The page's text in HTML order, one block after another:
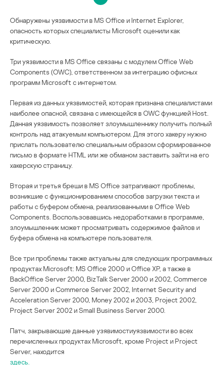
Обнаружены уязвимости в MS Office и Internet Explorer,
опасность которых специалисты Microsoft оценили как
критическую.
Три уязвимости в MS Office связаны с модулем Office Web
Components (OWC), ответственном за интеграцию офисных
программ Microsoft с интернетом.
Первая из данных уязвимостей, которая признана специалистами
наиболее опасной, связана с имеющейся в OWC функцией Host.
Данная уязвимость позволяет злоумышленнику получить полный
контроль над атакуемым компьютером. Для этого хакеру нужно
прислать пользователю специальным образом сформированное
письмо в формате HTML или же обманом заставить зайти на его
хакерскую страницу.
Вторая и третья бреши в MS Office затрагивают проблемы,
возникшие с функционированием способов загрузки текста и
работы с буфером обмена, реализованными в Office Web
Components. Воспользовавшись недоработками в программе,
злоумышленник может просматривать содержимое файлов и
буфера обмена на компьютере пользователя.
Все три проблемы также актуальны для следующих программных
продуктах Microsoft: MS Office 2000 и Office XP, а также в
BackOffice Server 2000, BizTalk Server 2000 и 2002, Commerce
Server 2000 и Commerce Server 2002, Internet Security and
Acceleration Server 2000, Money 2002 и 2003, Project 2002,
Project Server 2002 и Small Business Server 2000.
Патч, закрывающие данные узявимостиуязвимости во всех
перечисленных продуктах Microsoft, кроме Project и Project
Server, находится
здесь.